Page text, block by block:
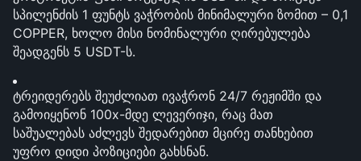
სპილენძის 1 ფუნტს ვაჭრობის მინიმალური ზომით – 0,1
COPPER, ხოლო მისი ნომინალური ღირებულება
შეადგენს 5 USDT-ს.
ტრეიდერებს შეუძლიათ ივაჭრონ 24/7 რეჟიმში და
გამოიყენონ 100x-მდე ლევერიჯი, რაც მათ
საშუალებას აძლევს შედარებით მცირე თანხებით
უფრო დიდი პოზიციები გახსნან.